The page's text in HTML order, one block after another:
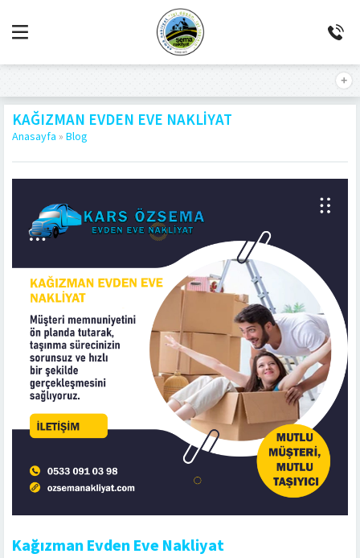
KAĞIZMAN EVDEN EVE NAKLIYAT
Anasayfa » Blog
Kağızman Evden Eve Nakliyat